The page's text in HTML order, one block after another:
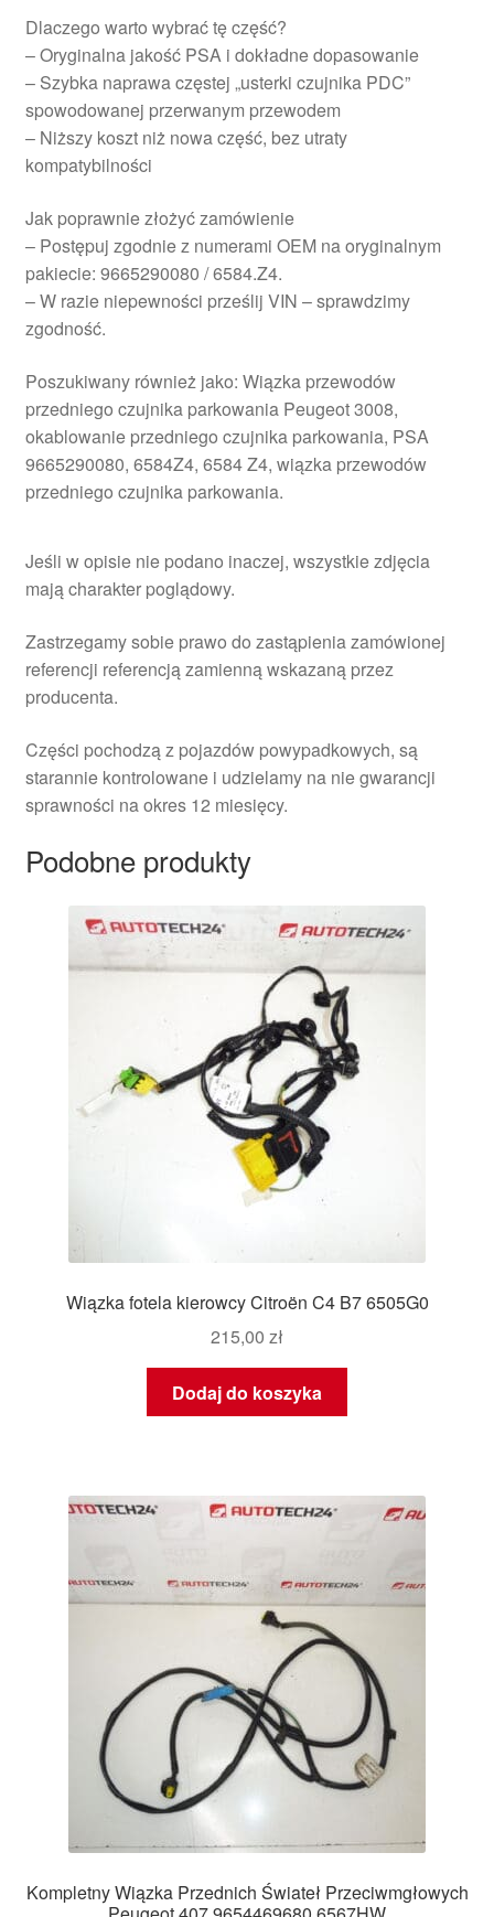
Dlaczego warto wybrać tę część?
– Oryginalna jakość PSA i dokładne dopasowanie
– Szybka naprawa częstej „usterki czujnika PDC”
spowodowanej przerwanym przewodem
– Niższy koszt niż nowa część, bez utraty
kompatybilności
Jak poprawnie złożyć zamówienie
– Postępuj zgodnie z numerami OEM na oryginalnym
pakiecie: 9665290080 / 6584.Z4.
– W razie niepewności prześlij VIN – sprawdzimy
zgodność.
Poszukiwany również jako: Wiązka przewodów
przedniego czujnika parkowania Peugeot 3008,
okablowanie przedniego czujnika parkowania, PSA
9665290080, 6584Z4, 6584 Z4, wiązka przewodów
przedniego czujnika parkowania.
Jeśli w opisie nie podano inaczej, wszystkie zdjęcia
mają charakter poglądowy.
Zastrzegamy sobie prawo do zastąpienia zamówionej
referencji referencją zamienną wskazaną przez
producenta.
Części pochodzą z pojazdów powypadkowych, są
starannie kontrolowane i udzielamy na nie gwarancji
sprawności na okres 12 miesięcy.
Podobne produkty
Wiązka fotela kierowcy Citroën C4 B7 6505G0
215,00 zł
Dodaj do koszyka
Kompletny Wiązka Przednich Świateł Przeciwmgłowych